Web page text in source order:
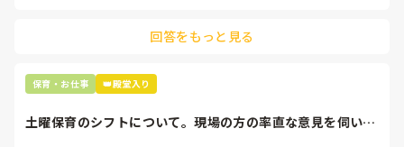
最後の職場にしようと思っていましたが
辞めることは逃げ、と、過去辞めた人も何年も言われ続けて
います
回答をもっと見る
保育・お仕事 👑殿堂入り
土曜保育のシフトについて。現場の方の率直な意見を伺いた